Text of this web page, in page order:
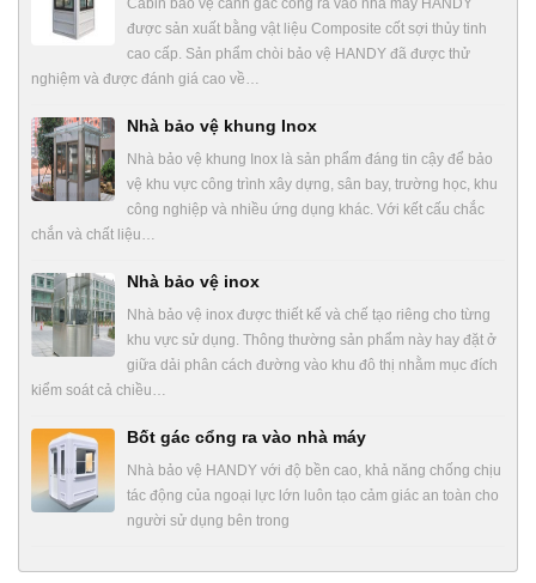
Cabin bảo vệ canh gác cổng ra vào nhà máy HANDY
được sản xuất bằng vật liệu Composite cốt sợi thủy tinh
cao cấp. Sản phẩm chòi bảo vệ HANDY đã được thử
nghiệm và được đánh giá cao về…
Nhà bảo vệ khung Inox
Nhà bảo vệ khung Inox là sản phẩm đáng tin cậy để bảo
vệ khu vực công trình xây dựng, sân bay, trường học, khu
công nghiệp và nhiều ứng dụng khác. Với kết cấu chắc
chắn và chất liệu…
Nhà bảo vệ inox
Nhà bảo vệ inox được thiết kế và chế tạo riêng cho từng
khu vực sử dụng. Thông thường sản phẩm này hay đặt ở
giữa dải phân cách đường vào khu đô thị nhằm mục đích
kiểm soát cả chiều…
Bốt gác cổng ra vào nhà máy
Nhà bảo vệ HANDY với độ bền cao, khả năng chống chịu
tác động của ngoại lực lớn luôn tạo cảm giác an toàn cho
người sử dụng bên trong